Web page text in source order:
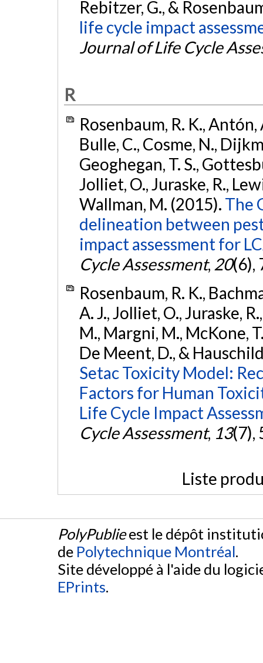
Rebitzer, G., &
life cycle impact
Journal of Life Cycle
R
Rosenbaum, R. K., Antón,
Bulle, C., Cosme, N.,
Geoghegan, T. S.,
Jolliet, O., Juraske, R.,
Wallman, M. (2015). The
delineation between
impact assessment for
Cycle Assessment, 20(6),
Rosenbaum, R. K.,
A. J., Jolliet, O., Juraske,
M., Margni, M., McKone,
De Meent, D., &
Setac Toxicity Model:
Factors for Human
Life Cycle Impact
Cycle Assessment, 13(7),
Liste
PolyPublieest le dépôt
de Polytechnique Montréal.
Site développé à l'aide du
EPrints.